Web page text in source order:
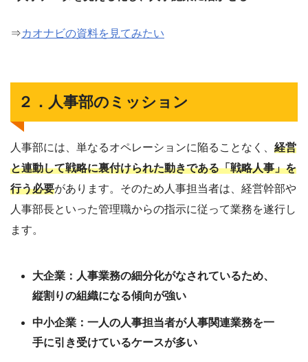
⇒カオナビの資料を見てみたい
２．人事部のミッション
人事部には、単なるオペレーションに陥ることなく、 経営
と連動して戦略に裏付けられた動きである「戦略人事」を
行う必要があります。そのため人事担当者は、経営幹部や
人事部長といった管理職からの指示に従って業務を遂行し
ます。
大企業：人事業務の細分化がなされているため、
縦割りの組織になる傾向が強い
中小企業：一人の人事担当者が人事関連業務を一
手に引き受けているケースが多い